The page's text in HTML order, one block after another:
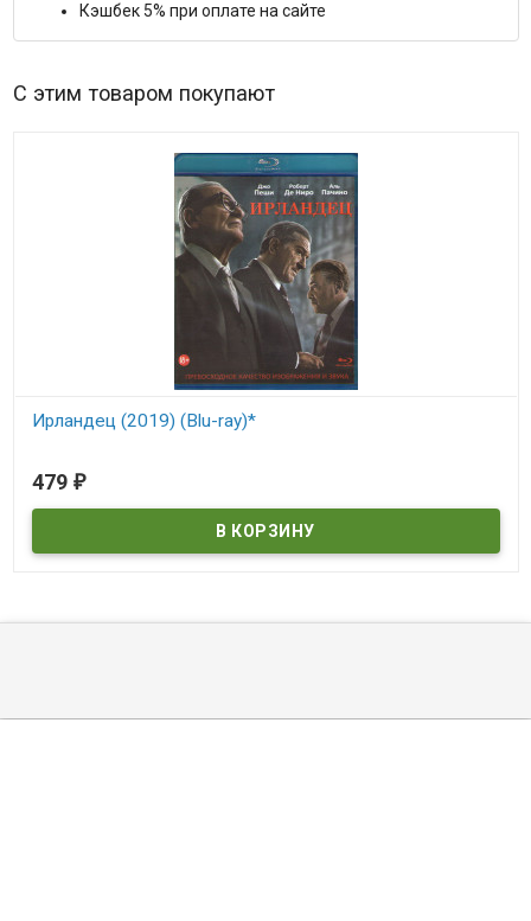
Кэшбек 5% при оплате на сайте
С этим товаром покупают
Ирландец (2019) (Blu-ray)*
В наличии
479 ₽